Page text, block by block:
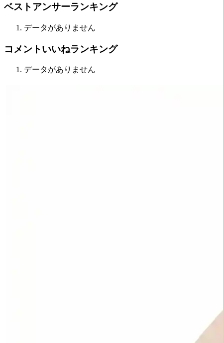
ベストアンサーランキング
データがありません
コメントいいねランキング
データがありません